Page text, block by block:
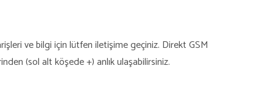
ve bilgi için lütfen iletişime geçiniz. Direkt GSM
(sol alt köşede +) anlık ulaşabilirsiniz.